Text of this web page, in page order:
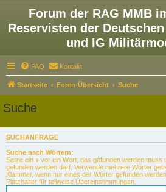
Forum der RAG MMB
Reservisten der
und IG
FAQ Kontakt
Startseite Foren-Übersicht Suche
Suche
SUCHANFRAGE
Suche nach Wörtern:
Setze ein + vor ein Wort, das gefunden werden muss
gefunden werden darf. Verwende mehrere Wörter
Klammer, wenn nur eines der Wörter gefunden
Platzhalter für teilweise Übereinstimmungen.